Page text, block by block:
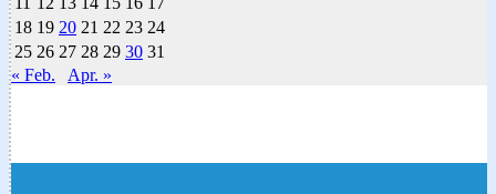
18 19 20 21 22 23 24
25 26 27 28 29 30 31
« Feb.
Apr. »